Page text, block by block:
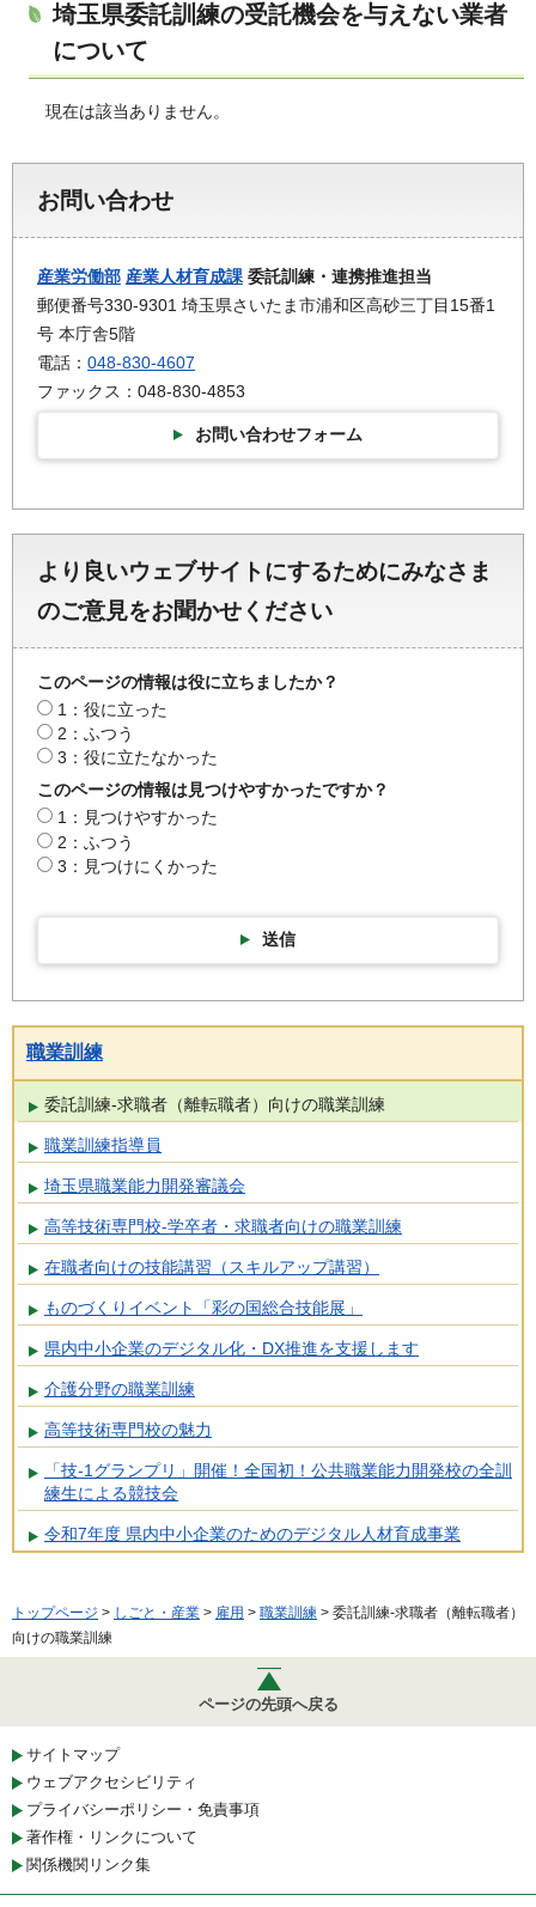
埼玉県委託訓練の受託機会を与えない業者
について
現在は該当ありません。
お問い合わせ
産業労働部 産業人材育成課 委託訓練・連携推進担当
郵便番号330-9301 埼玉県さいたま市浦和区高砂三丁目15番1
号 本庁舎5階
電話： 048-830-4607
ファックス：048-830-4853
お問い合わせフォーム
より良いウェブサイトにするためにみなさま
のご意見をお聞かせください
このページの情報は役に立ちましたか？
1：役に立った
2：ふつう
3：役に立たなかった
このページの情報は見つけやすかったですか？
1：見つけやすかった
2：ふつう
3：見つけにくかった
送信
職業訓練
委託訓練-求職者（離転職者）向けの職業訓練
職業訓練指導員
埼玉県職業能力開発審議会
高等技術専門校-学卒者・求職者向けの職業訓練
在職者向けの技能講習（スキルアップ講習）
ものづくりイベント「彩の国総合技能展」
県内中小企業のデジタル化・DX推進を支援します
介護分野の職業訓練
高等技術専門校の魅力
「技-1グランプリ」開催！全国初！公共職業能力開発校の全訓
練生による競技会
令和7年度 県内中小企業のためのデジタル人材育成事業
トップページ > しごと・産業 > 雇用 > 職業訓練 > 委託訓練-求職者（離転職者）
向けの職業訓練
ページの先頭へ戻る
サイトマップ
ウェブアクセシビリティ
プライバシーポリシー・免責事項
著作権・リンクについて
関係機関リンク集